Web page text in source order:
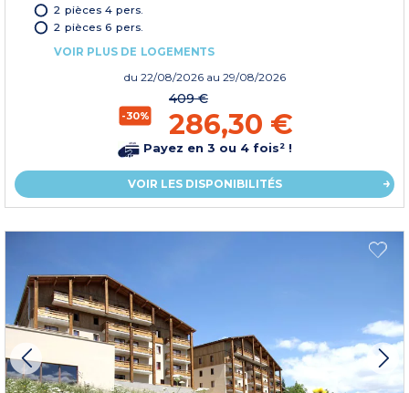
2 pièces 4 pers.
2 pièces 6 pers.
VOIR PLUS DE LOGEMENTS
du 22/08/2026 au 29/08/2026
-30%
409 €
286,30 €
Payez en 3 ou 4 fois² !
VOIR LES DISPONIBILITÉS